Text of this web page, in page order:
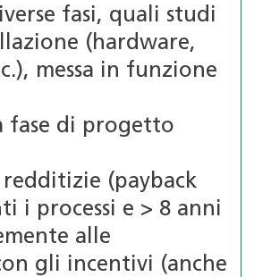
fasi, quali studi
(hardware,
messa in funzione
fase di progetto
redditizie (payback
i processi e > 8 anni
alle
gli incentivi (anche